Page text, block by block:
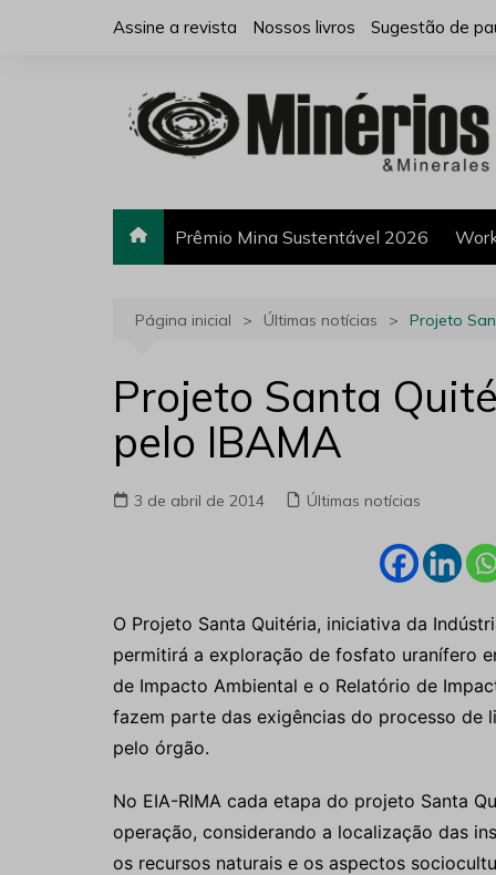
Assine a revista Nossos livros Sugestão de
Prêmio Mina Sustentável 2026
Página inicial Últimas notícias Projeto
Projeto Santa
pelo IBAMA
3 de abril de 2014 Últimas notícias
O Projeto Santa Quitéria, iniciativa da
permitirá a exploração de fosfato uranífero
de Impacto Ambiental e o Relatório de
fazem parte das exigências do processo de
pelo órgão.
No EIA-RIMA cada etapa do projeto Santa
operação, considerando a localização das
os recursos naturais e os aspectos